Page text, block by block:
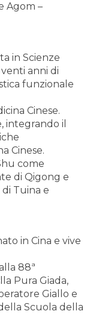
Agom –
in Scienze
anni di
funzionale
Cinese.
integrando il
Cinese.
come
di Qigong e
Tuina e
in Cina e vive
88ª
Pura Giada,
Giallo e
Scuola della